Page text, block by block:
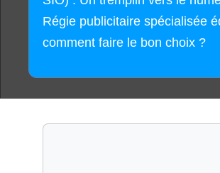
Régie publicitaire spécialisée
comment faire le bon choix ?